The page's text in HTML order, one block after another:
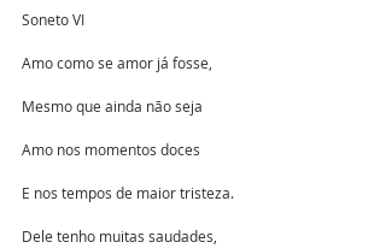
Soneto VI
Amo como se amor já fosse,
Mesmo que ainda não seja
Amo nos momentos doces
E nos tempos de maior tristeza.
Dele tenho muitas saudades,